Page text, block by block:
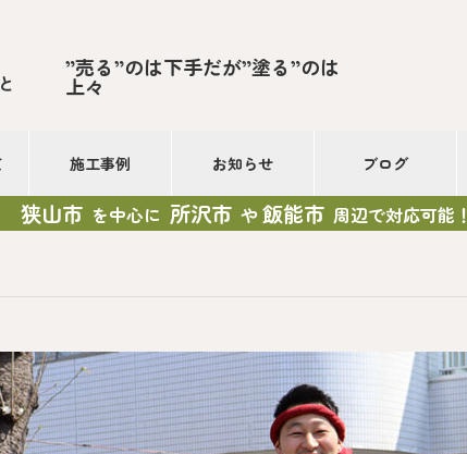
”売る”のは下手だが”塗る”のは
上々
施工事例 お知らせ ブログ
狭山市 を中心に 所沢市 や飯能市 周辺で対応可能！